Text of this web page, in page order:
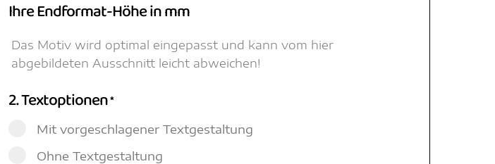
Ihre Endformat-Höhe in mm
Das Motiv wird optimal eingepasst und kann vom hier
abgebildeten Ausschnitt leicht abweichen!
2. Textoptionen*
Mit vorgeschlagener Textgestaltung
Ohne Textgestaltung